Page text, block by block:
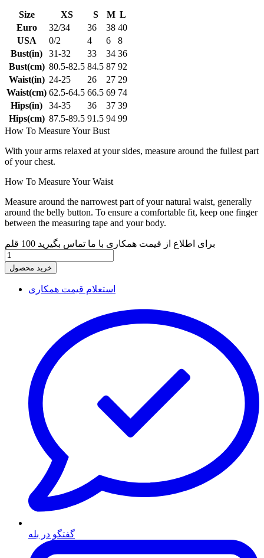
Size XS S M L
Euro
32/34 36 38 40
USA
0/2 4 6
8
Bust(in)
31-32 33 34 36
Bust(cm) 80.5-82.5 84.5 87 92
Waist(in) 24-25 26 27 29
Waist(cm) 62.5-64.5 66.5 69 74
Hips(in)
34-35 36 37 39
Hips(cm) 87.5-89.5 91.5 94 99
How To Measure Your Bust
With your arms relaxed at your sides, measure around the fullest part
of your chest.
How To Measure Your Waist
Measure around the narrowest part of your natural waist, generally
around the belly button. To ensure a comfortable fit, keep one finger
between the measuring tape and your body.
برای اطلاع از قیمت همکاری با ما تماس بگیرید 100 قلم
خرید محصول
استعلام قیمت همکاری
گفتگو در بله